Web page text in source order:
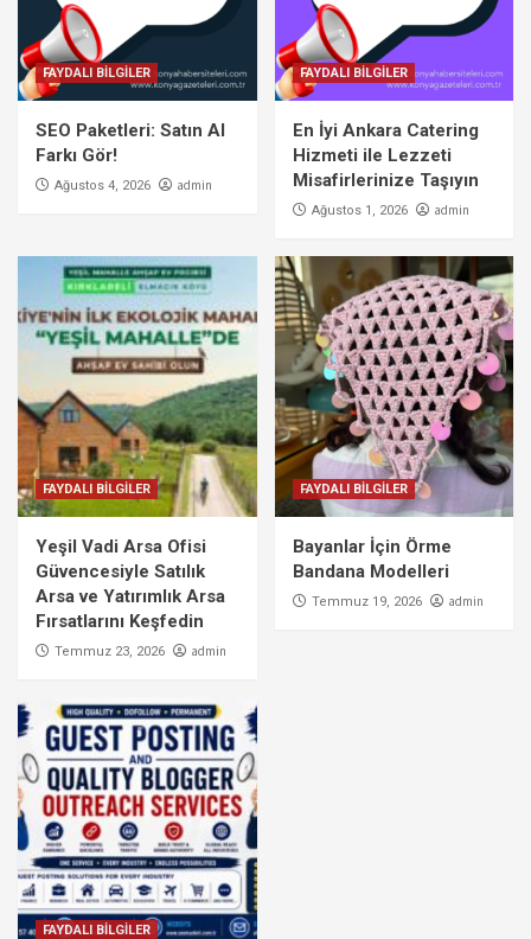
FAYDALI BİLGİLER
SEO Paketleri: Satın Al
Farkı Gör!
Ağustos 4, 2026 admin
FAYDALI BİLGİLER
En İyi Ankara Catering
Hizmeti ile Lezzeti
Misafirlerinize Taşıyın
Ağustos 1, 2026 admin
FAYDALI BİLGİLER
Yeşil Vadi Arsa Ofisi
Güvencesiyle Satılık
Arsa ve Yatırımlık Arsa
Fırsatlarını Keşfedin
Temmuz 23, 2026 admin
FAYDALI BİLGİLER
Bayanlar İçin Örme
Bandana Modelleri
Temmuz 19, 2026 admin
FAYDALI BİLGİLER